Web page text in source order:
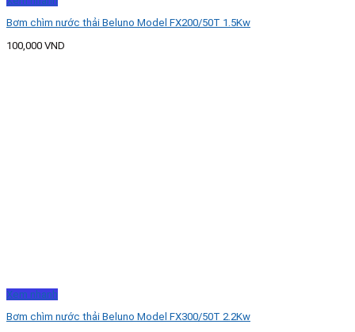
Bơm chìm nước thải Beluno Model FX200/50T 1.5Kw
100,000 VND
Xem nhanh
Bơm chìm nước thải Beluno Model FX300/50T 2.2Kw